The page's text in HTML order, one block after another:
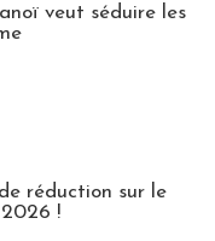
veut séduire les
réduction sur le
!